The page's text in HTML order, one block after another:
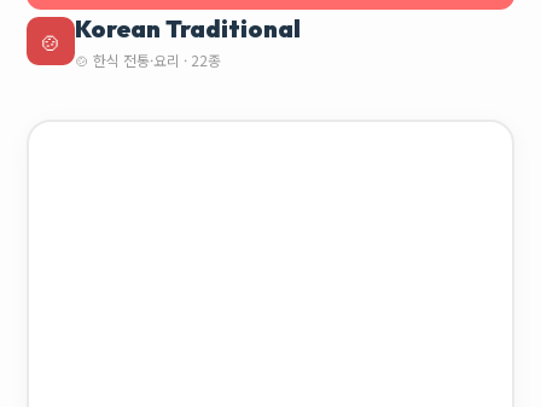
🍲 Korean Traditional
🍲 한식 전통·요리 · 22종